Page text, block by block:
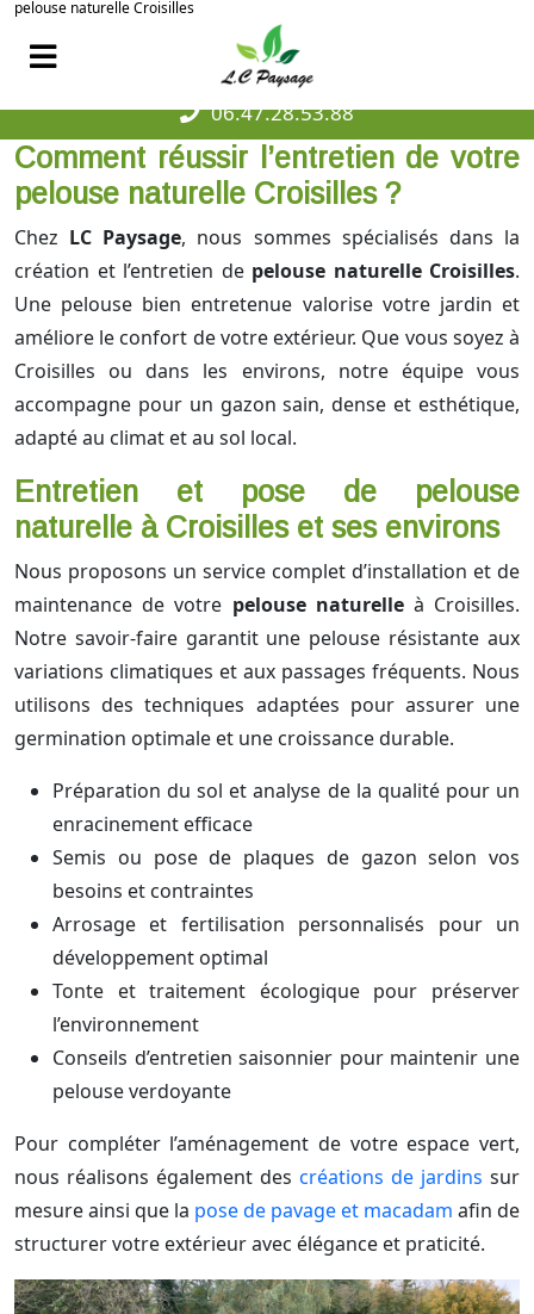
pelouse naturelle Croisilles
06.47.28.53.88
Comment réussir l’entretien de votre
pelouse naturelle Croisilles ?
Chez LC Paysage, nous sommes spécialisés dans la
création et l’entretien de pelouse naturelle Croisilles.
Une pelouse bien entretenue valorise votre jardin et
améliore le confort de votre extérieur. Que vous soyez à
Croisilles ou dans les environs, notre équipe vous
accompagne pour un gazon sain, dense et esthétique,
adapté au climat et au sol local.
Entretien et pose de pelouse
naturelle à Croisilles et ses environs
Nous proposons un service complet d’installation et de
maintenance de votre pelouse naturelleà Croisilles.
Notre savoir-faire garantit une pelouse résistante aux
variations climatiques et aux passages fréquents. Nous
utilisons des techniques adaptées pour assurer une
germination optimale et une croissance durable.
Préparation du sol et analyse de la qualité pour un
enracinement efficace
Semis ou pose de plaques de gazon selon vos
besoins et contraintes
Arrosage et fertilisation personnalisés pour un
développement optimal
Tonte et traitement écologique pour préserver
l’environnement
Conseils d’entretien saisonnier pour maintenir une
pelouse verdoyante
Pour compléter l’aménagement de votre espace vert,
nous réalisons également des créations de jardins sur
mesure ainsi que la pose de pavage et macadam afin de
structurer votre extérieur avec élégance et praticité.